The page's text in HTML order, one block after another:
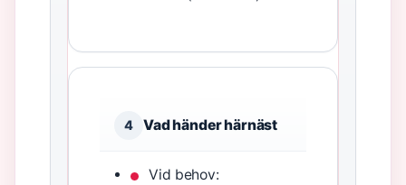
4 Vad händer härnäst
Vid behov: